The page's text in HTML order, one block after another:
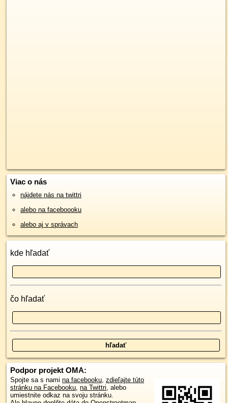
Viac o nás
nájdete nás na twittri
alebo na faceboooku
alebo aj v správach
kde hľadať
čo hľadať
Podpor projekt OMA:
Spojte sa s nami na facebooku, zdieľajte túto
stránku na Facebooku, na Twittri, alebo
umiestnite odkaz na svoju stránku.